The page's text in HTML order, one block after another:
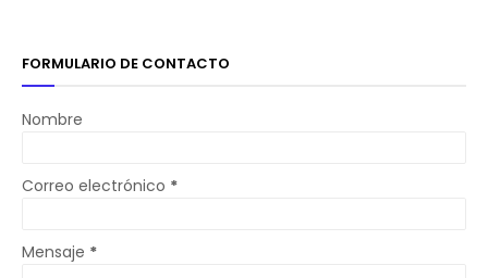
FORMULARIO DE CONTACTO
Nombre
Correo electrónico *
Mensaje *